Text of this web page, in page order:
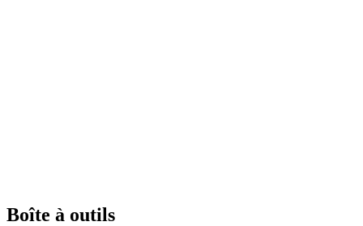
Boîte à outils